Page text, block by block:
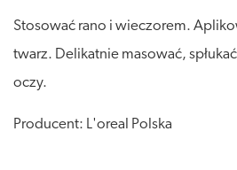
Stosować rano i wieczorem.
twarz. Delikatnie masować,
oczy.
Producent: L'oreal Polska